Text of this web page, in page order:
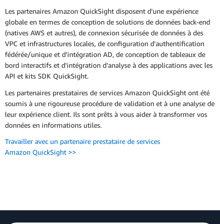
Les partenaires Amazon QuickSight disposent d'une expérience
globale en termes de conception de solutions de données back-end
(natives AWS et autres), de connexion sécurisée de données à des
VPC et infrastructures locales, de configuration d'authentification
fédérée/unique et d'intégration AD, de conception de tableaux de
bord interactifs et d'intégration d'analyse à des applications avec les
API et kits SDK QuickSight.
Les partenaires prestataires de services Amazon QuickSight ont été
soumis à une rigoureuse procédure de validation et à une analyse de
leur expérience client. Ils sont prêts à vous aider à transformer vos
données en informations utiles.
Travailler avec un partenaire prestataire de services
Amazon QuickSight >>